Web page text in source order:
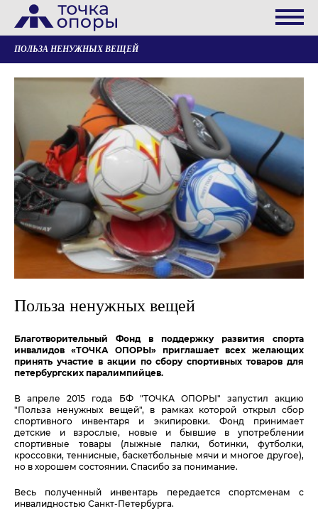
ПОЛЬЗА НЕНУЖНЫХ ВЕЩЕЙ
Польза ненужных вещей
Благотворительный Фонд в поддержку развития спорта
инвалидов «ТОЧКА ОПОРЫ» приглашает всех желающих
принять участие в акции по сбору спортивных товаров для
петербургских паралимпийцев.
В апреле 2015 года БФ "ТОЧКА ОПОРЫ" запустил акцию
"Польза ненужных вещей", в рамках которой открыл сбор
спортивного инвентаря и экипировки. Фонд принимает
детские и взрослые, новые и бывшие в употреблении
спортивные товары (лыжные палки, ботинки, футболки,
кроссовки, теннисные, баскетбольные мячи и многое другое),
но в хорошем состоянии. Спасибо за понимание.
Весь полученный инвентарь передается спортсменам с
инвалидностью Санкт-Петербурга.